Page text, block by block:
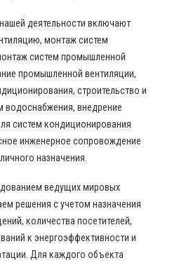
деятельности включают
монтаж систем
систем промышленной
промышленной вентиляции,
строительство и
водоснабжения, внедрение
систем кондиционирования
инженерное сопровождение
назначения.
ведущих мировых
решения с учетом назначения
количества посетителей,
к энергоэффективности и
Для каждого объекта